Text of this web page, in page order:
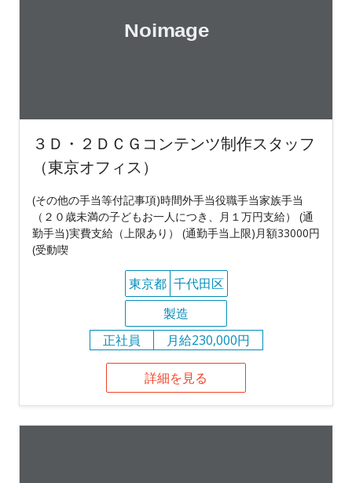
３Ｄ・２ＤＣＧコンテンツ制作スタッフ
（東京オフィス）
(その他の手当等付記事項)時間外手当役職手当家族手当
（２０歳未満の子どもお一人につき、月１万円支給） (通
勤手当)実費支給（上限あり） (通勤手当上限)月額33000円
(受動喫
東京都 千代田区
製造
正社員
月給230,000円
詳細を見る